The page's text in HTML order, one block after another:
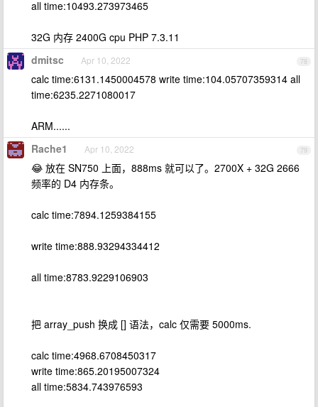
all time:10493.273973465
32G 内存 2400G cpu PHP 7.3.11
78
dmitsc Apr 10, 2022
calc time:6131.1450004578 write time:104.05707359314 all
time:6235.2271080017
ARM......
79
Rache1 Apr 10, 2022
😂 放在 SN750 上面，888ms 就可以了。2700X + 32G 2666
频率的 D4 内存条。
calc time:7894.1259384155
write time:888.93294334412
all time:8783.9229106903
把 array_push 换成 [] 语法，calc 仅需要 5000ms.
calc time:4968.6708450317
write time:865.20195007324
all time:5834.743976593